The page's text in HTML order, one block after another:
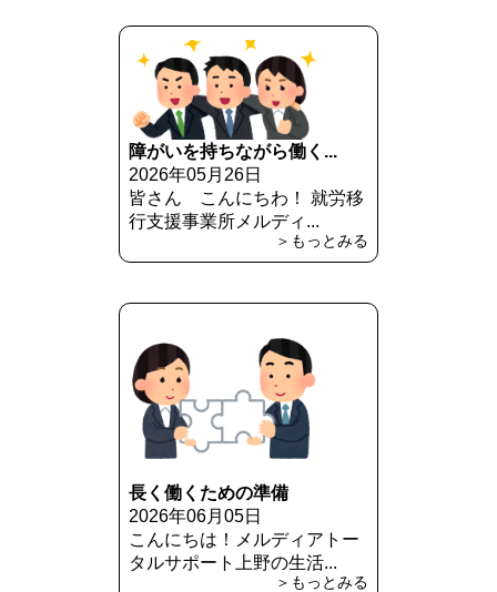
障がいを持ちながら働く...
2026年05月26日
皆さん こんにちわ！ 就労移
行支援事業所メルディ...
＞もっとみる
長く働くための準備
2026年06月05日
こんにちは！メルディアトー
タルサポート上野の生活...
＞もっとみる